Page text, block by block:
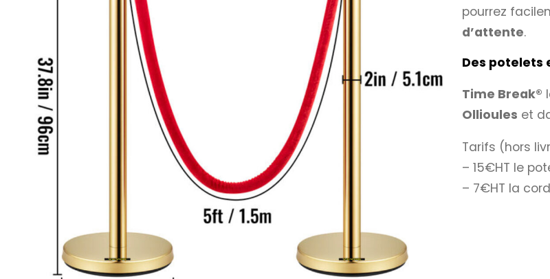
pourrez
d’attente.
Des potelets
Time Break®
Ollioules et
Tarifs (hors
– 15€HT le
– 7€HT la